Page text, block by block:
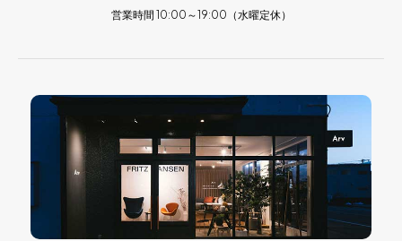
営業時間 10:00～19:00（水曜定休）